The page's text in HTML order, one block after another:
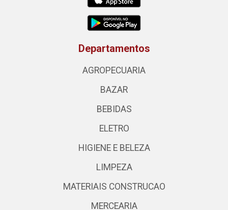
Departamentos
AGROPECUARIA
BAZAR
BEBIDAS
ELETRO
HIGIENE E BELEZA
LIMPEZA
MATERIAIS CONSTRUCAO
MERCEARIA